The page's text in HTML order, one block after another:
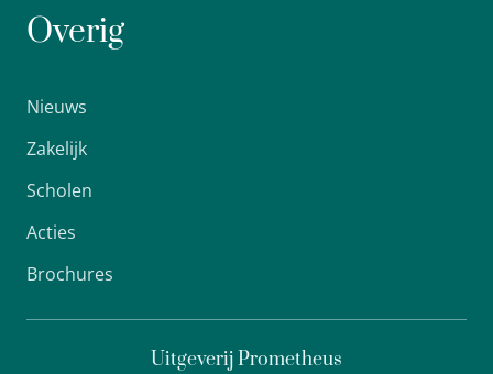
Overig
Nieuws
Zakelijk
Scholen
Acties
Brochures
Uitgeverij Prometheus